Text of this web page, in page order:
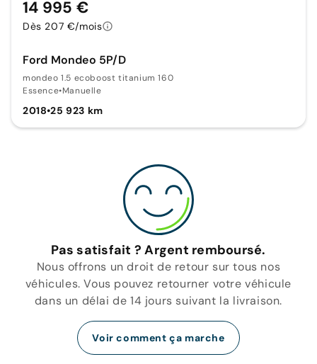
Ford Mondeo 5P/D
mondeo 1.5 ecoboost titanium 160
Essence•Manuelle
2018•25 923 km
14 995 €
Dès 207 €/mois
Pas satisfait ? Argent remboursé.
Nous offrons un droit de retour sur tous nos
véhicules. Vous pouvez retourner votre véhicule
dans un délai de 14 jours suivant la livraison.
Voir comment ça marche